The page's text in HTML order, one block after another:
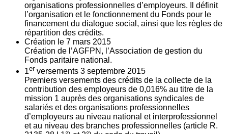
organisations professionnelles d’employeurs. Il définit
l’organisation et le fonctionnement du Fonds pour le
financement du dialogue social, ainsi que les règles de
répartition des crédits.
Création le 7 mars 2015
Création de l’AGFPN, l’Association de gestion du
Fonds paritaire national.
1er versements 3 septembre 2015
Premiers versements des crédits de la collecte de la
contribution des employeurs de 0,016% au titre de la
mission 1 auprès des organisations syndicales de
salariés et des organisations professionnelles
d’employeurs au niveau national et interprofessionnel
et au niveau des branches professionnelles (article R.